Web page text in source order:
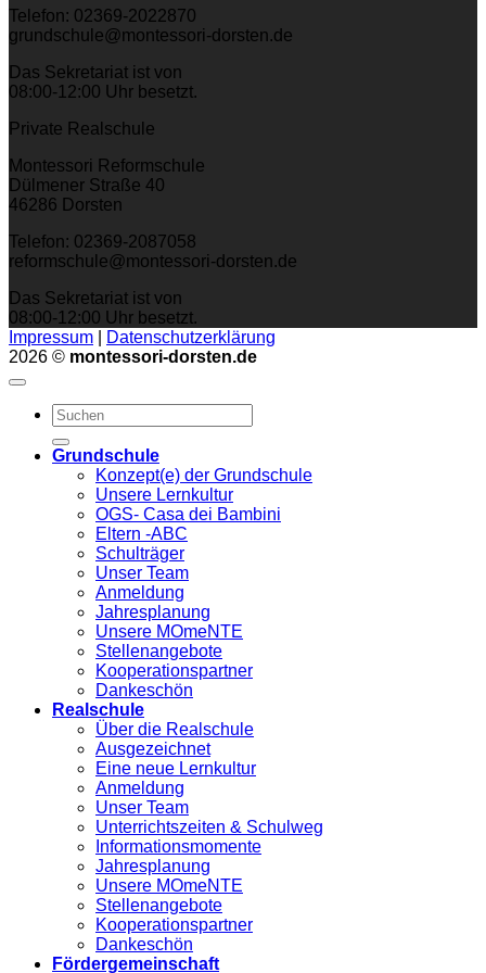
Telefon: 02369-2022870
grundschule@montessori-dorsten.de
Das Sekretariat ist von
08:00-12:00 Uhr besetzt.
Private Realschule
Montessori Reformschule
Dülmener Straße 40
46286 Dorsten
Telefon: 02369-2087058
reformschule@montessori-dorsten.de
Das Sekretariat ist von
08:00-12:00 Uhr besetzt.
Impressum
Datenschutzerklärung
2026 © montessori-dorsten.de
Grundschule
Konzept(e) der Grundschule
Unsere Lernkultur
OGS- Casa dei Bambini
Eltern -ABC
Schulträger
Unser Team
Anmeldung
Jahresplanung
Unsere MOmeNTE
Stellenangebote
Kooperationspartner
Dankeschön
Realschule
Über die Realschule
Ausgezeichnet
Eine neue Lernkultur
Anmeldung
Unser Team
Unterrichtszeiten & Schulweg
Informationsmomente
Jahresplanung
Unsere MOmeNTE
Stellenangebote
Kooperationspartner
Dankeschön
Fördergemeinschaft